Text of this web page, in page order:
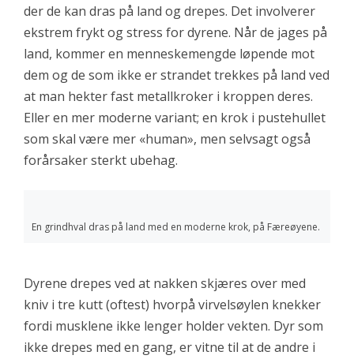
der de kan dras på land og drepes. Det involverer
ekstrem frykt og stress for dyrene. Når de jages på
land, kommer en menneskemengde løpende mot
dem og de som ikke er strandet trekkes på land ved
at man hekter fast metallkroker i kroppen deres.
Eller en mer moderne variant; en krok i pustehullet
som skal være mer «human», men selvsagt også
forårsaker sterkt ubehag.
En grindhval dras på land med en moderne krok, på Færeøyene.
Dyrene drepes ved at nakken skjæres over med
kniv i tre kutt (oftest) hvorpå virvelsøylen knekker
fordi musklene ikke lenger holder vekten. Dyr som
ikke drepes med en gang, er vitne til at de andre i